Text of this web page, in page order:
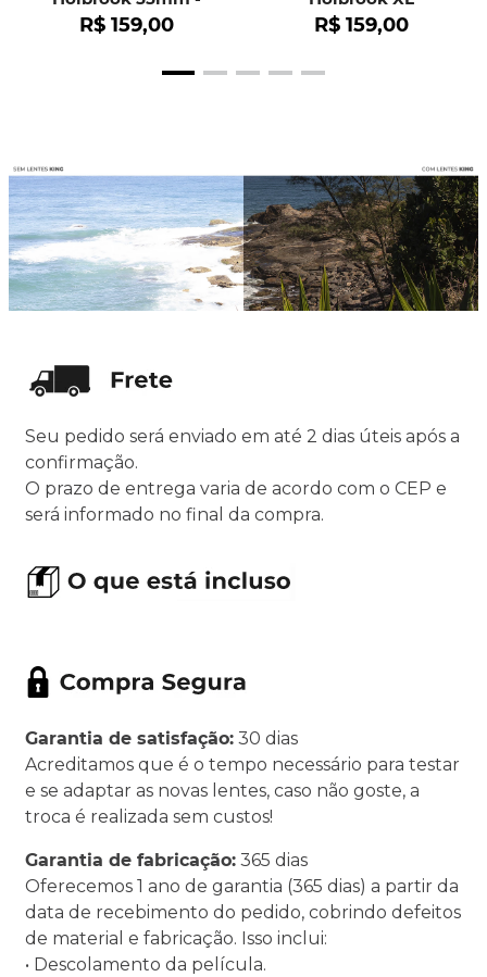
OO9102
R$ 159,00 R$ 159,00
Seu pedido será enviado em até 2 dias úteis após a
confirmação.
O prazo de entrega varia de acordo com o CEP e
será informado no final da compra.
Garantia de satisfação: 30 dias
Acreditamos que é o tempo necessário para testar
e se adaptar as novas lentes, caso não goste, a
troca é realizada sem custos!
Garantia de fabricação: 365 dias
Oferecemos 1 ano de garantia (365 dias) a partir da
data de recebimento do pedido, cobrindo defeitos
de material e fabricação. Isso inclui:
• Descolamento da película.